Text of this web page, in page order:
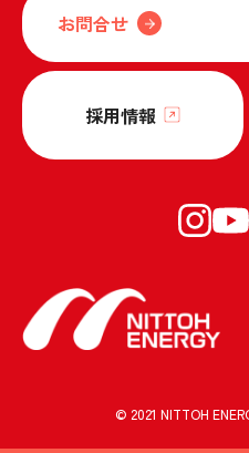
お問合せ
採用情報
© 2021 NITTOH